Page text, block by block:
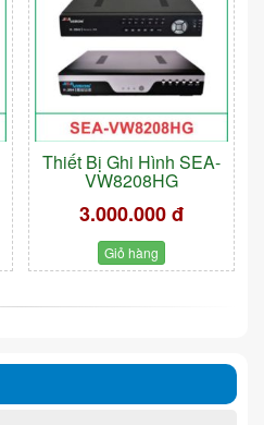
Thiết Bị Ghi Hình SEA-
VW8208HG
3.000.000 đ
Giỏ hàng